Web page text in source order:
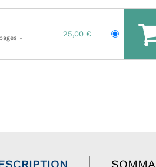
25,00 €